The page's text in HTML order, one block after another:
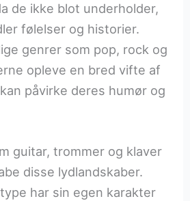
de ikke blot underholder,
følelser og historier.
genrer som pop, rock og
opleve en bred vifte af
påvirke deres humør og
guitar, trommer og klaver
disse lydlandskaber.
har sin egen karakter